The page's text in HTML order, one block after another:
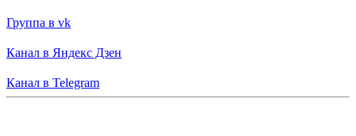
Группа в vk
Канал в Яндекс Дзен
Канал в Telegram